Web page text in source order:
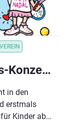
Das neue DTB Kindertennis-Konzept – jetzt kennenlernen!
in den
erstmals
Kinder ab